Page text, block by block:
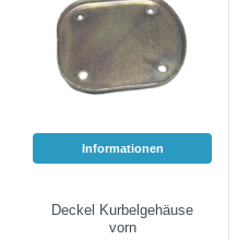
Informationen
Deckel Kurbelgehäuse
vorn